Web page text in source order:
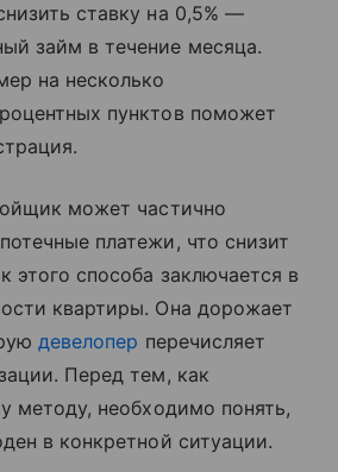
ставку на 0,5% —
займ в течение месяца.
на несколько
пунктов поможет
может частично
платежи, что снизит
этого способа заключается в
квартиры. Она дорожает
девелопер перечисляет
Перед тем, как
методу, необходимо понять,
в конкретной ситуации.